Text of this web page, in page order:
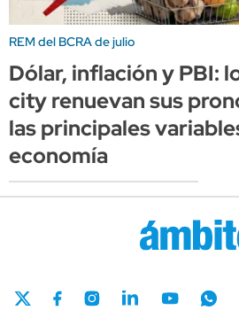
REM del BCRA de julio
Dólar, inflación y PBI:
city renuevan sus
las principales
economía